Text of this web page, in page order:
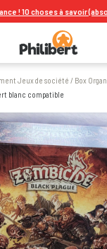
! 10 choses à savoir
Jeux de société / Box
blanc compatible